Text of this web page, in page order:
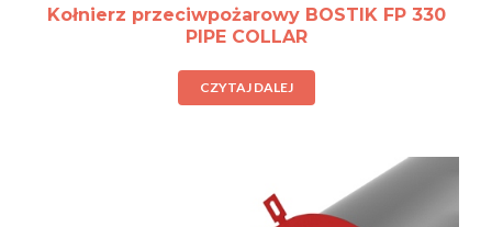
Kołnierz przeciwpożarowy BOSTIK FP 330
PIPE COLLAR
CZYTAJ DALEJ